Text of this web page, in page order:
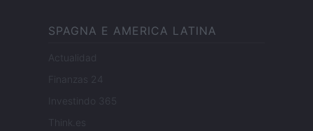
SPAGNA E AMERICA LATINA
Actualidad
Finanzas 24
Investindo 365
Think.es